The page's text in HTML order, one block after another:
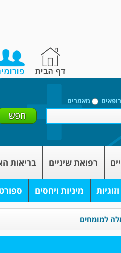
רופאים מאמרים
רפואת שיניים בריאות
מיניות ויחסים
למומחים